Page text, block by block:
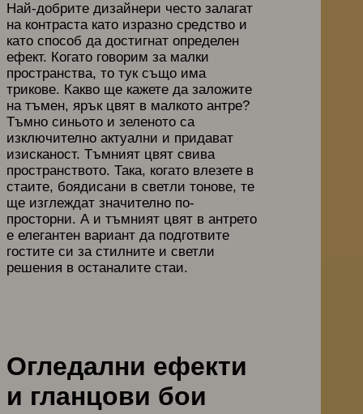
Най-добрите дизайнери често залагат
на контраста като изразно средство и
като способ да достигнат определен
ефект. Когато говорим за малки
пространства, то тук също има
трикове. Какво ще кажете да заложите
на тъмен, ярък цвят в малкото антре?
Тъмно синьото и зеленото са
изключително актуални и придават
изисканост. Тъмният цвят свива
пространството. Така, когато влезете в
стаите, боядисани в светли тонове, те
ще изглеждат значително по-
просторни. А и тъмният цвят в антрето
е елегантен вариант да подготвите
гостите си за стилните и светли
решения в останалите стаи.
Огледални ефекти
и гланцови бои